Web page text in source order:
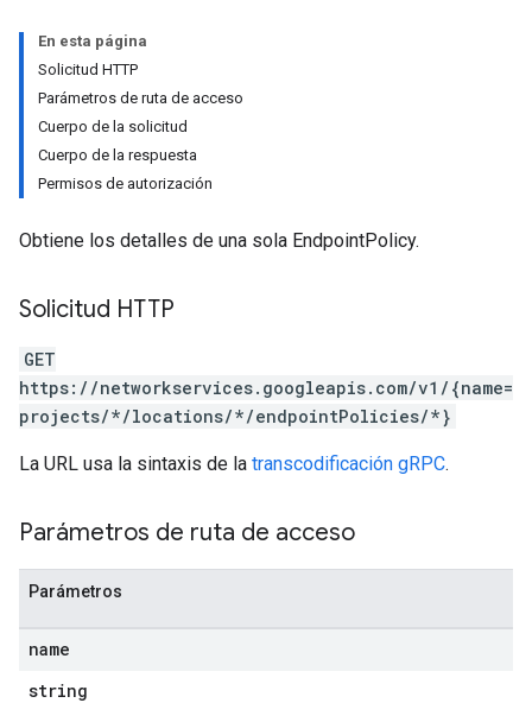
En esta página
Solicitud HTTP
Parámetros de ruta de acceso
Cuerpo de la solicitud
Cuerpo de la respuesta
Permisos de autorización
Obtiene los detalles de una sola EndpointPolicy.
Solicitud HTTP
GET
https://networkservices.googleapis.com/v1/{name=
projects/*/locations/*/endpointPolicies/*}
La URL usa la sintaxis de la transcodificación gRPC.
Parámetros de ruta de acceso
Parámetros
name
string